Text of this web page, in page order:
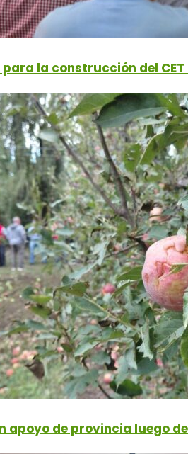
la construcción del CET
apoyo de provincia luego